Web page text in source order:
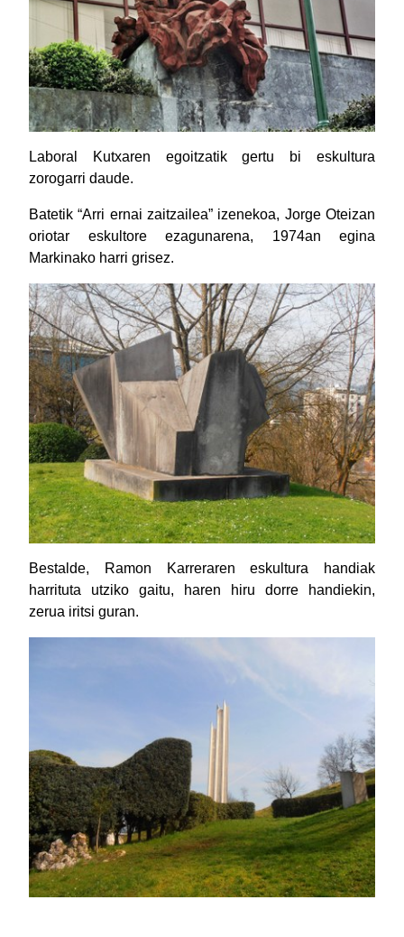
Laboral Kutxaren egoitzatik gertu bi eskultura
zorogarri daude.
Batetik “Arri ernai zaitzailea” izenekoa, Jorge Oteizan
oriotar eskultore ezagunarena, 1974an egina
Markinako harri grisez.
Bestalde, Ramon Karreraren eskultura handiak
harrituta utziko gaitu, haren hiru dorre handiekin,
zerua iritsi guran.